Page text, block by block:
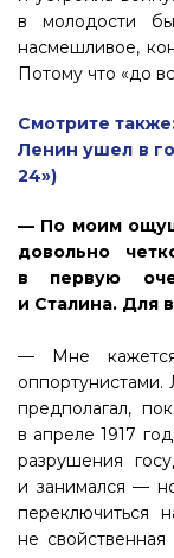
в молодости
насмешливое,
Потому что «до
Смотрите
Ленин ушел в
24»)
— По моим
довольно
в первую
и Сталина. Для
— Мне
предполагал,
в апреле 1917
разрушения
и занимался —
переключиться
не